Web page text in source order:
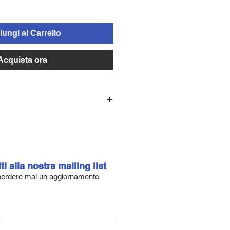
al Carrello
ora
realizzazione di piccoli lavori
su numero importante di
alla nostra mailing list
mai un aggiornamento